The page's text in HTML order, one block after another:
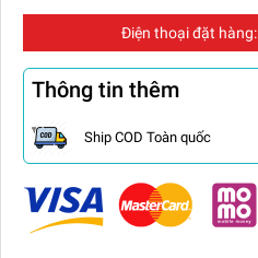
Điện thoại đặt hàng:
Thông tin thêm
Ship COD Toàn quốc